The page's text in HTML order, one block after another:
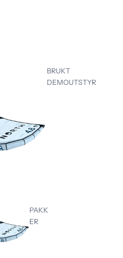
BRUKT
DEMOUTSTYR
PAKK
ER